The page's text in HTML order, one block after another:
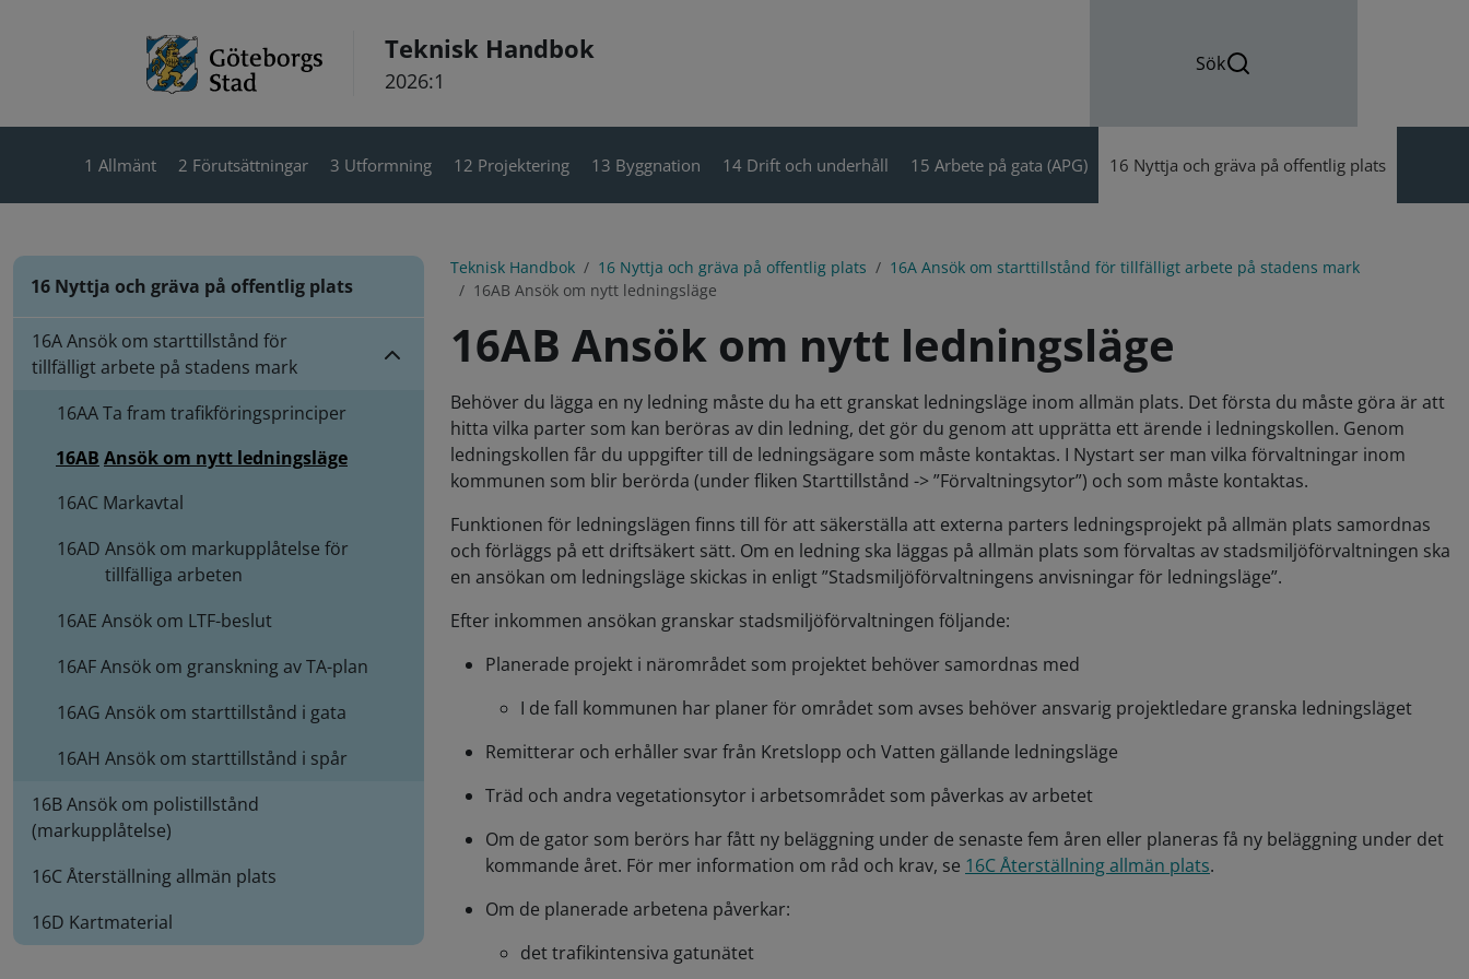
Teknisk Handbok
2026:1
Sök
1 Allmänt 2 Förutsättningar 3 Utformning 12 Projektering 13 Byggnation 14 Drift och underhåll 15 Arbete på gata (APG) 16 Nyttja och gräva på offentlig plats
16 Nyttja och gräva på offentlig plats
16A Ansök om starttillstånd för
tillfälligt arbete på stadens mark
16AATa fram trafikföringsprinciper
16AB Ansök om nytt ledningsläge
16AC Markavtal
16AD Ansök om markupplåtelse för
tillfälliga arbeten
16AE Ansök om LTF-beslut
16AFAnsök om granskning av TA-plan
16AG Ansök om starttillstånd i gata
16AH Ansök om starttillstånd i spår
16B Ansök om polistillstånd
(markupplåtelse)
16C Återställning allmän plats
16D Kartmaterial
Teknisk Handbok 16 Nyttja och gräva på offentlig plats
16A Ansök om starttillstånd för tillfälligt arbete på stadens mark
16AB Ansök om nytt ledningsläge
16AB Ansök om nytt ledningsläge
Behöver du lägga en ny ledning måste du ha ett granskat ledningsläge inom allmän plats. Det första du måste göra är att
hitta vilka parter som kan beröras av din ledning, det gör du genom att upprätta ett ärende i ledningskollen. Genom
ledningskollen får du uppgifter till de ledningsägare som måste kontaktas. I Nystart ser man vilka förvaltningar inom
kommunen som blir berörda (under fliken Starttillstånd -> ”Förvaltningsytor”) och som måste kontaktas.
Funktionen för ledningslägen finns till för att säkerställa att externa parters ledningsprojekt på allmän plats samordnas
och förläggs på ett driftsäkert sätt. Om en ledning ska läggas på allmän plats som förvaltas av stadsmiljöförvaltningen ska
en ansökan om ledningsläge skickas in enligt ”Stadsmiljöförvaltningens anvisningar för ledningsläge”.
Efter inkommen ansökan granskar stadsmiljöförvaltningen följande:
Planerade projekt i närområdet som projektet behöver samordnas med
I de fall kommunen har planer för området som avses behöver ansvarig projektledare granska ledningsläget
Remitterar och erhåller svar från Kretslopp och Vatten gällande ledningsläge
Träd och andra vegetationsytor i arbetsområdet som påverkas av arbetet
Om de gator som berörs har fått ny beläggning under de senaste fem åren eller planeras få ny beläggning under det
kommande året. För mer information om råd och krav, se 16C Återställning allmän plats.
Om de planerade arbetena påverkar:
det trafikintensiva gatunätet